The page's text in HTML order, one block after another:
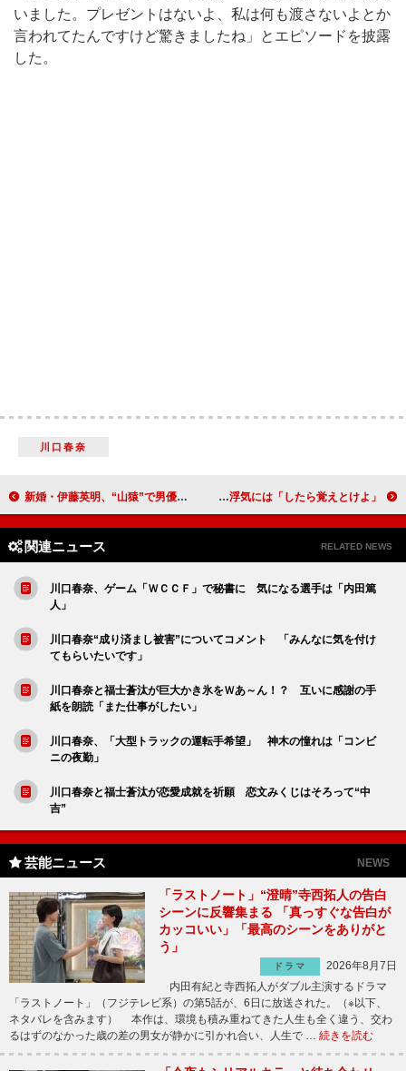
いました。プレゼントはないよ、私は何も渡さないよとか
言われてたんですけど驚きましたね」とエピソードを披露
した。
川口春奈
新婚・伊藤英明、“山猿”で男優助演賞 「喜んでくれる人が増えたのはうれしい」 藤本美貴、第２子は女の子希望 庄司の浮気には「したら覚えとけよ」
関連ニュース RELATED NEWS
川口春奈、ゲーム「ＷＣＣＦ」で秘書に 気になる選手は「内田篤
人」
川口春奈“成り済まし被害”についてコメント 「みんなに気を付け
てもらいたいです」
川口春奈と福士蒼汰が巨大かき氷をＷあ～ん！？ 互いに感謝の手
紙を朗読「また仕事がしたい」
川口春奈、「大型トラックの運転手希望」 神木の憧れは「コンビ
ニの夜勤」
川口春奈と福士蒼汰が恋愛成就を祈願 恋文みくじはそろって“中
吉”
芸能ニュース NEWS
「ラストノート」“澄晴”寺西拓人の告白
シーンに反響集まる 「真っすぐな告白が
カッコいい」「最高のシーンをありがと
う」
ドラマ
2026年8月7日
内田有紀と寺西拓人がダブル主演するドラマ
「ラストノート」（フジテレビ系）の第5話が、6日に放送された。（※以下、
ネタバレを含みます） 本作は、環境も積み重ねてきた人生も全く違う、交わ
るはずのなかった歳の差の男女が静かに引かれ合い、人生で … 続きを読む